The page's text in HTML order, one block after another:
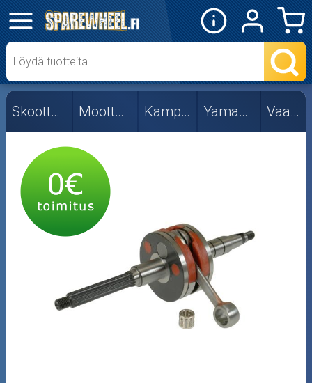
✕
Mopon osat
Skootterin osat
Pysty 2T
Vaaka 2T
Vaaka 4T
Crossipyörän osat
Moottoripyörän osat
Moottorikelkan osat
Skootterin osat Moottorin osat Kampiakselit Yamaha/MBK Vaaka 2T